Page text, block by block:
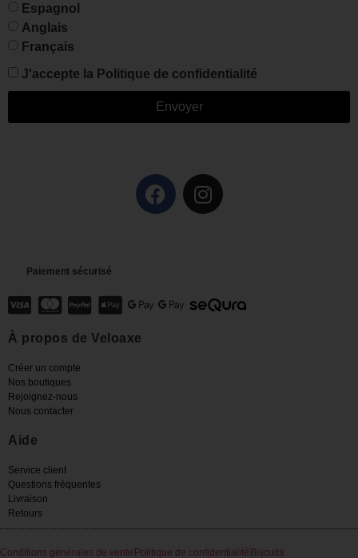
Espagnol
Anglais
Français
J'accepte la Politique de confidentialité
Envoyer
Paiement sécurisé
À propos de Veloaxe
Créer un compte
Nos boutiques
Rejoignez-nous
Nous contacter
Aide
Service client
Questions fréquentes
Livraison
Retours
Conditions générales de vente Politique de confidentialité Biscuits